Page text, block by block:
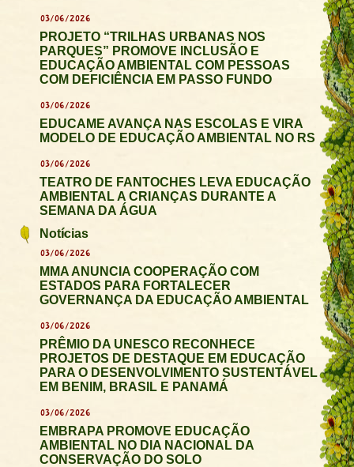
03/06/2026
PROJETO “TRILHAS URBANAS NOS
PARQUES” PROMOVE INCLUSÃO E
EDUCAÇÃO AMBIENTAL COM PESSOAS
COM DEFICIÊNCIA EM PASSO FUNDO
03/06/2026
EDUCAME AVANÇA NAS ESCOLAS E VIRA
MODELO DE EDUCAÇÃO AMBIENTAL NO RS
03/06/2026
TEATRO DE FANTOCHES LEVA EDUCAÇÃO
AMBIENTAL A CRIANÇAS DURANTE A
SEMANA DA ÁGUA
Notícias
03/06/2026
MMA ANUNCIA COOPERAÇÃO COM
ESTADOS PARA FORTALECER
GOVERNANÇA DA EDUCAÇÃO AMBIENTAL
03/06/2026
PRÊMIO DA UNESCO RECONHECE
PROJETOS DE DESTAQUE EM EDUCAÇÃO
PARA O DESENVOLVIMENTO SUSTENTÁVEL
EM BENIM, BRASIL E PANAMÁ
03/06/2026
EMBRAPA PROMOVE EDUCAÇÃO
AMBIENTAL NO DIA NACIONAL DA
CONSERVAÇÃO DO SOLO